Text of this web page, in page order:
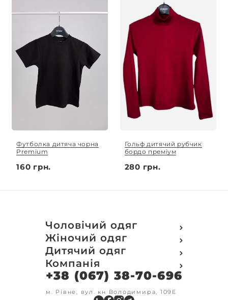
Футболка дитяча чорна
Premium
160 грн.
Гольф дитячий рубчик
бордо преміум
280 грн.
Чоловічий одяг
Футболки
Футболки Polo
Кофти
Світшот
Кенгуру
Кофта з замком
Олімпійки
Жіночий одяг
Футболки
Поло
Кофти
Світшот
Олімпійки
Дитячий одяг
Футболки
Кофти
Світшоти
Кенгуру
Компанія
Про компанію
Доставка та оплата
Друк на замовлення
+38 (067) 38-70-696
м. Рівне, вул. кн Володимира, 109Е